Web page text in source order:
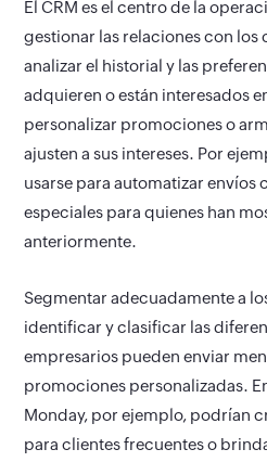
El CRM es el centro de la
gestionar las relaciones con los
analizar el historial y las
adquieren o están interesados
personalizar promociones o
ajusten a sus intereses. Por
usarse para automatizar envíos
especiales para quienes han
anteriormente.
Segmentar adecuadamente a
identificar y clasificar las
empresarios pueden enviar
promociones personalizadas.
Monday, por ejemplo, podrían
para clientes frecuentes o